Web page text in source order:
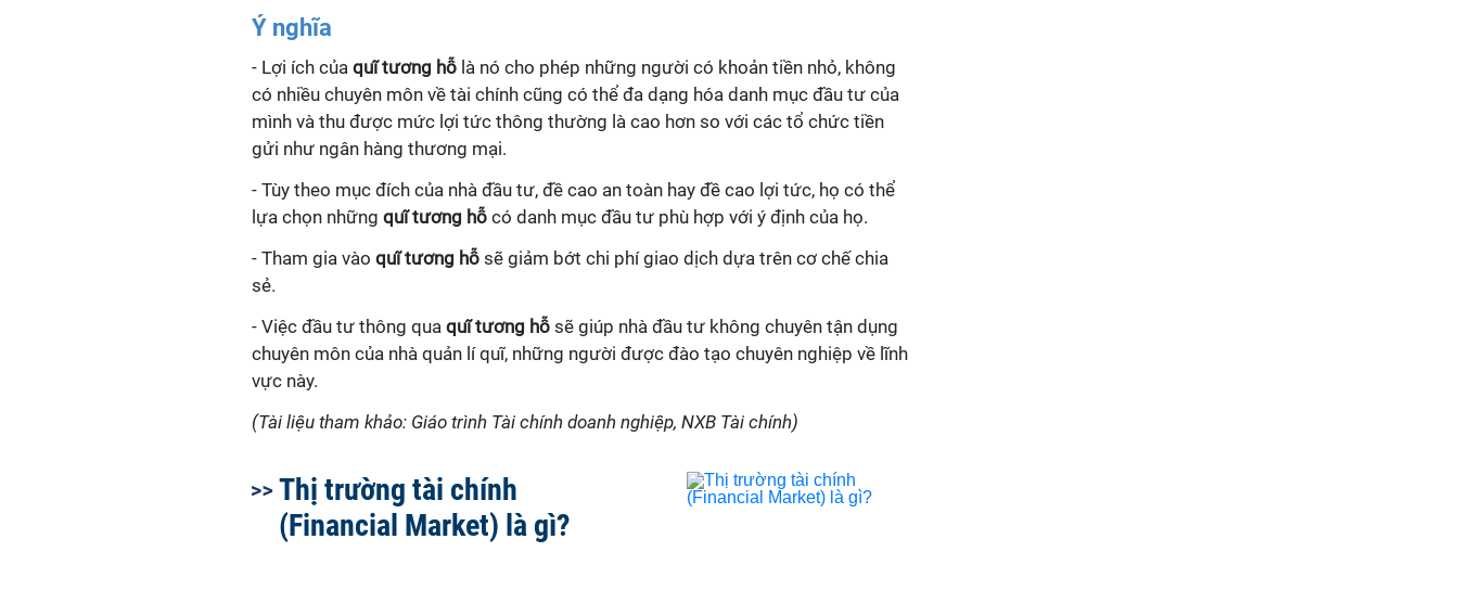
Ý nghĩa
- Lợi ích của quĩ tương hỗ là nó cho phép những người có khoản tiền nhỏ, không
có nhiều chuyên môn về tài chính cũng có thể đa dạng hóa danh mục đầu tư của
mình và thu được mức lợi tức thông thường là cao hơn so với các tổ chức tiền
gửi như ngân hàng thương mại.
- Tùy theo mục đích của nhà đầu tư, đề cao an toàn hay đề cao lợi tức, họ có thể
lựa chọn những quĩ tương hỗ có danh mục đầu tư phù hợp với ý định của họ.
- Tham gia vào quĩ tương hỗ sẽ giảm bớt chi phí giao dịch dựa trên cơ chế chia
sẻ.
- Việc đầu tư thông qua quĩ tương hỗ sẽ giúp nhà đầu tư không chuyên tận dụng
chuyên môn của nhà quản lí quĩ, những người được đào tạo chuyên nghiệp về lĩnh
vực này.
(Tài liệu tham khảo: Giáo trình Tài chính doanh nghiệp, NXB Tài chính)
Thị trường tài chính
(Financial Market) là gì?